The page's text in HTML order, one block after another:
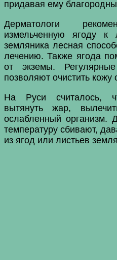
придавая ему
Дерматологи
измельченную ягоду к
земляника лесная
лечению. Также ягода
от экземы.
позволяют очистить кожу
На Руси считалось,
вытянуть жар,
ослабленный организм.
температуру сбивают,
из ягод или листьев